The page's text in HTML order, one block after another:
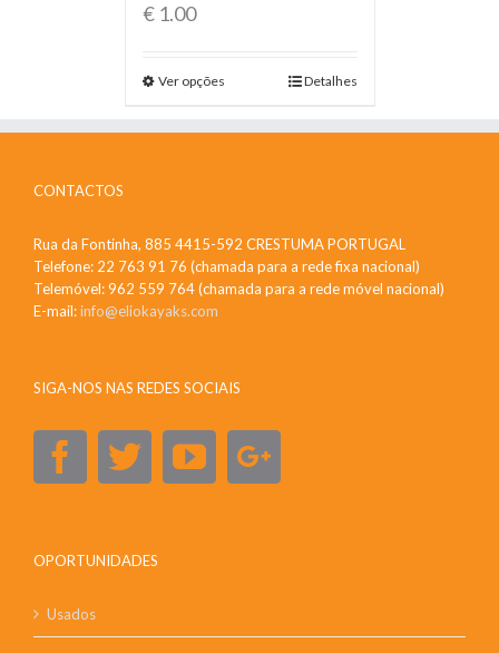
€1.00
Ver opções Detalhes
CONTACTOS
Rua da Fontinha, 885 4415-592 CRESTUMA PORTUGAL
Telefone: 22 763 91 76 (chamada para a rede fixa nacional)
Telemóvel: 962 559 764 (chamada para a rede móvel nacional)
E-mail:info@eliokayaks.com
SIGA-NOS NAS REDES SOCIAIS
OPORTUNIDADES
Usados